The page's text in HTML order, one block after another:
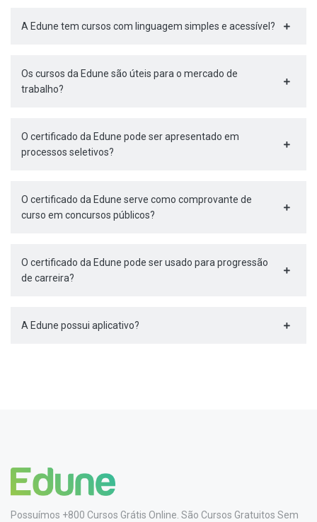
A Edune tem cursos com linguagem simples e acessível?
Os cursos da Edune são úteis para o mercado de
trabalho?
O certificado da Edune pode ser apresentado em
processos seletivos?
O certificado da Edune serve como comprovante de
curso em concursos públicos?
O certificado da Edune pode ser usado para progressão
de carreira?
A Edune possui aplicativo?
Possuímos +800 Cursos Grátis Online. São Cursos Gratuitos Sem